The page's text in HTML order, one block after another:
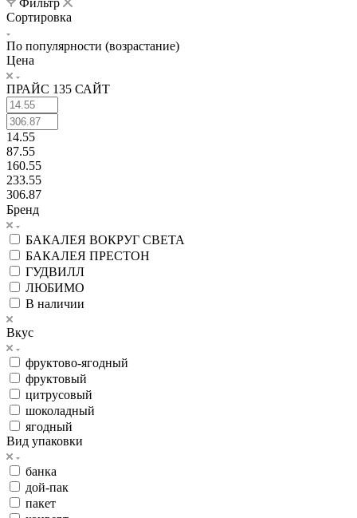
Сортировка
По популярности (возрастание)
Цена
ПРАЙС 135 САЙТ
14.55
87.55
160.55
233.55
306.87
Бренд
БАКАЛЕЯ ВОКРУГ СВЕТА
БАКАЛЕЯ ПРЕСТОН
ГУДВИЛЛ
ЛЮБИМО
В наличии
Вкус
фруктово-ягодный
фруктовый
цитрусовый
шоколадный
ягодный
Вид упаковки
банка
дой-пак
пакет